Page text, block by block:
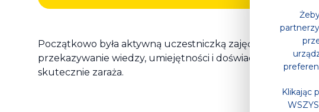
Początkowo była aktywną uczestniczką zajęć fitness, ale
przekazywanie wiedzy, umiejętności i doświadczenia,
skutecznie zaraża.
Klikając